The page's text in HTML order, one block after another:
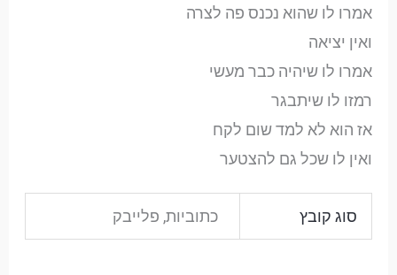
אמרו לו שהוא נכנס פה לצרה
ואין יציאה
אמרו לו שיהיה כבר מעשי
רמזו לו שיתבגר
אז הוא לא למד שום לקח
ואין לו שכל גם להצטער
סוג קובץ כתוביות, פלייבק